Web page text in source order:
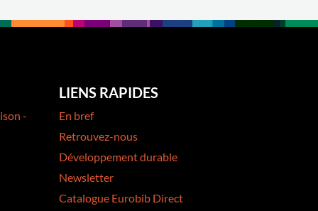
-
LIENS RAPIDES
En bref
Retrouvez-nous
Développement durable
Newsletter
Catalogue Eurobib Direct